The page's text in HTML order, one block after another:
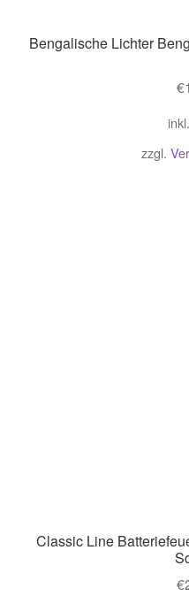
Bengalische Lichter
€
zzgl.
Classic Line
€